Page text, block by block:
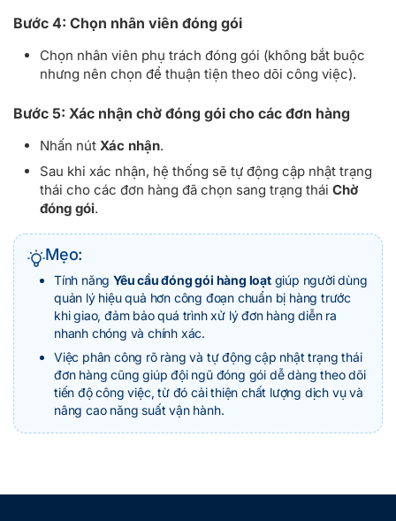
Bước 4: Chọn nhân viên đóng gói
Chọn nhân viên phụ trách đóng gói (không bắt buộc
nhưng nên chọn để thuận tiện theo dõi công việc).
Bước 5: Xác nhận chờ đóng gói cho các đơn hàng
Nhấn nút Xác nhận.
Sau khi xác nhận, hệ thống sẽ tự động cập nhật trạng
thái cho các đơn hàng đã chọn sang trạng thái Chờ
đóng gói.
Mẹo:
Tính năng Yêu cầu đóng gói hàng loạtgiúp người dùng
quản lý hiệu quả hơn công đoạn chuẩn bị hàng trước
khi giao, đảm bảo quá trình xử lý đơn hàng diễn ra
nhanh chóng và chính xác.
Việc phân công rõ ràng và tự động cập nhật trạng thái
đơn hàng cũng giúp đội ngũ đóng gói dễ dàng theo dõi
tiến độ công việc, từ đó cải thiện chất lượng dịch vụ và
nâng cao năng suất vận hành.